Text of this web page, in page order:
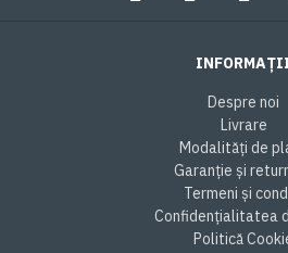
Despre noi
Livrare
Modalități de
Garanție și
Termeni și
Confidențialitatea
Politică